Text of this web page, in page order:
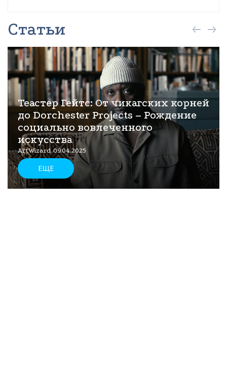
Статьи
Теастер Гейтс: От чикагских корней
до Dorchester Projects – Рождение
социально вовлеченного
искусства
ArtWizard 09.04.2025
ЕЩЕ